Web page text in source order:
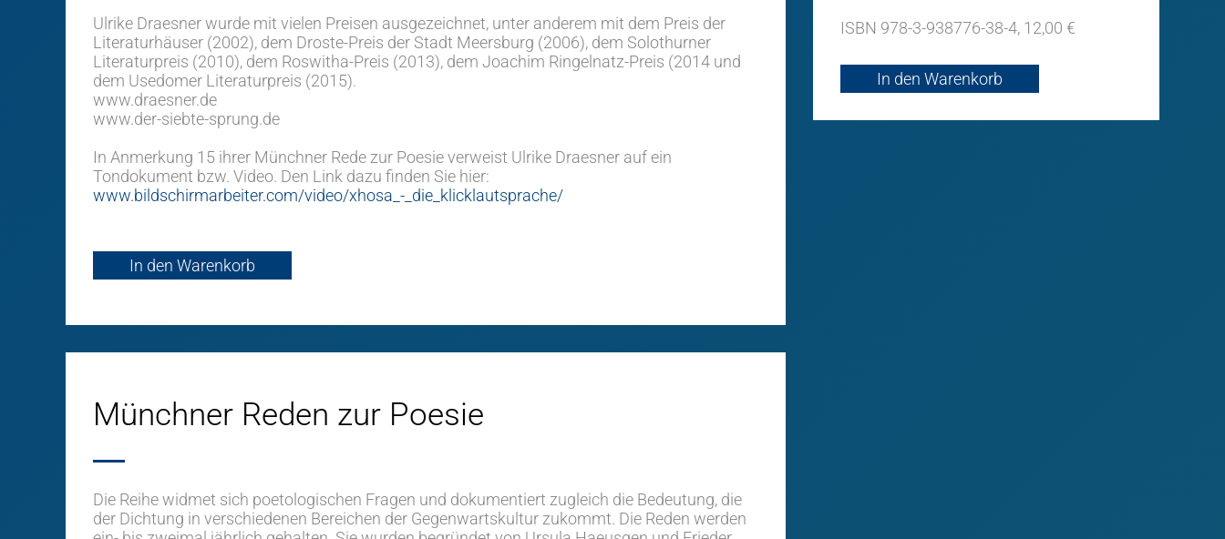
Ulrike Draesner wurde mit vielen Preisen ausgezeichnet, unter anderem mit dem Preis der
Literaturhäuser (2002), dem Droste-Preis der Stadt Meersburg (2006), dem Solothurner
Literaturpreis (2010), dem Roswitha-Preis (2013), dem Joachim Ringelnatz-Preis (2014 und
dem Usedomer Literaturpreis (2015).
www.draesner.de
www.der-siebte-sprung.de
In Anmerkung 15 ihrer Münchner Rede zur Poesie verweist Ulrike Draesner auf ein
Tondokument bzw. Video. Den Link dazu finden Sie hier:
www.bildschirmarbeiter.com/video/xhosa_-_die_klicklautsprache/
In den Warenkorb
Münchner Reden zur Poesie
Die Reihe widmet sich poetologischen Fragen und dokumentiert zugleich die Bedeutung, die
der Dichtung in verschiedenen Bereichen der Gegenwartskultur zukommt. Die Reden werden
ISBN 978-3-938776-38-4, 12,00 €
In den Warenkorb